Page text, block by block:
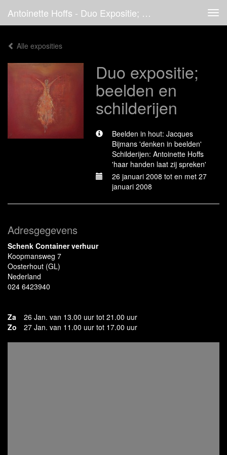
Antoinette Hoffs - Duo Expositie; Beelden En Schilderijen
Alle exposities
Duo expositie;
beelden en
schilderijen
Beelden in hout: Jacques
Bijmans 'denken in beelden'
Schilderijen: Antoinette Hoffs
'haar handen laat zij spreken'
26 januari 2008 tot en met 27
januari 2008
Adresgegevens
Schenk Container verhuur
Koopmansweg 7
Oosterhout (GL)
Nederland
024 6423940
Za
26 Jan. van 13.00 uur tot 21.00 uur
Zo
27 Jan. van 11.00 uur tot 17.00 uur